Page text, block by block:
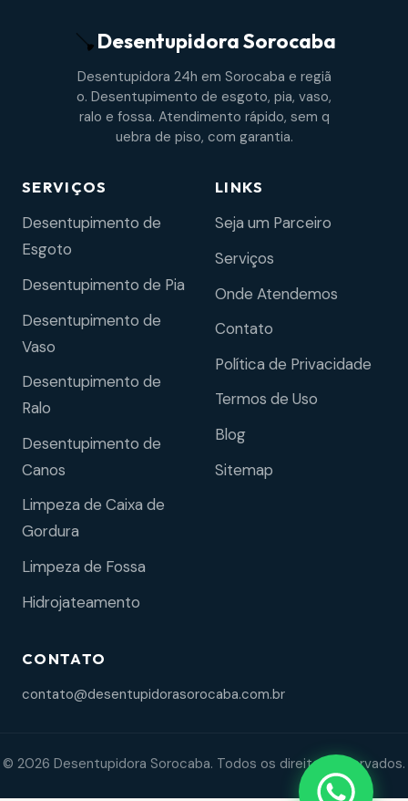
DesentupidoraSorocaba
Desentupidora 24h em Sorocaba e regiã
o. Desentupimento de esgoto, pia, vaso,
ralo e fossa. Atendimento rápido, sem q
uebra de piso, com garantia.
SERVIÇOS
Desentupimento de
Esgoto
Desentupimento de Pia
Desentupimento de
Vaso
Desentupimento de
Ralo
Desentupimento de
Canos
Limpeza de Caixa de
Gordura
Limpeza de Fossa
Hidrojateamento
LINKS
Seja um Parceiro
Serviços
Onde Atendemos
Contato
Política de Privacidade
Termos de Uso
Blog
Sitemap
CONTATO
contato@desentupidorasorocaba.com.br
© 2026 Desentupidora Sorocaba. Todos os direitos reservados.